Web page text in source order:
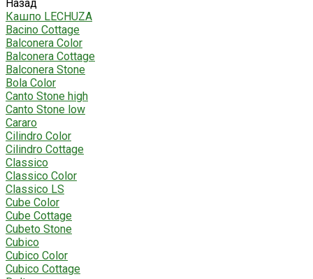
Назад
Кашпо LECHUZA
Bacino Cottage
Balconera Color
Balconera Cottage
Balconera Stone
Bola Color
Canto Stone high
Canto Stone low
Cararo
Cilindro Color
Cilindro Cottage
Classico
Classico Color
Classico LS
Cube Color
Cube Cottage
Cubeto Stone
Cubico
Cubico Color
Cubico Cottage